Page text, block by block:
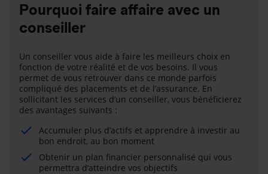
Pourquoi faire affaire avec un
conseiller
Un conseiller vous aide à faire les meilleurs choix en
fonction de votre réalité et de vos besoins. Il vous
permet de vous retrouver dans ce monde parfois
compliqué des placements et de l’assurance. En
sollicitant les services d’un conseiller, vous bénéficierez
des avantages suivants :
Accumuler plus d’actifs et apprendre à investir au
bon endroit, au bon moment
Obtenir un plan financier personnalisé qui vous
permettra d’atteindre vos objectifs